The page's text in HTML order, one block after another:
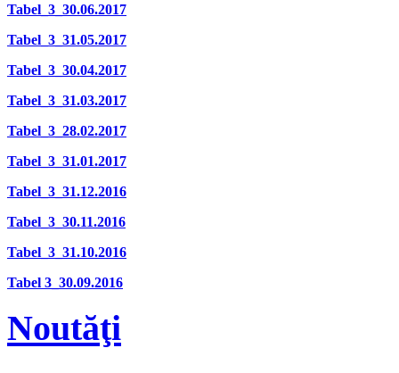
Tabel_3_30.06.2017
Tabel_3_31.05.2017
Tabel_3_30.04.2017
Tabel_3_31.03.2017
Tabel_3_28.02.2017
Tabel_3_31.01.2017
Tabel_3_31.12.2016
Tabel_3_30.11.2016
Tabel_3_31.10.2016
Tabel 3_30.09.2016
Noutăţi